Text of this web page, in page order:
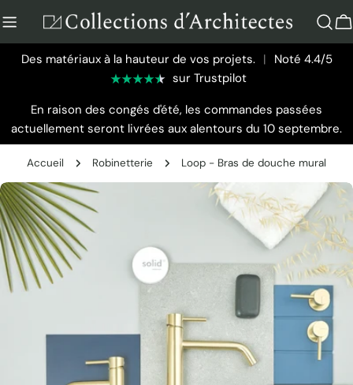
au
contenu
Des matériaux à la hauteur de vos projets. | Noté 4.4/5
sur Trustpilot
En raison des congés d'été, les commandes passées
actuellement seront livrées aux alentours du 10 septembre.
Accueil Robinetterie Loop - Bras de douche mural
Passer
aux
informations
sur
le
produit